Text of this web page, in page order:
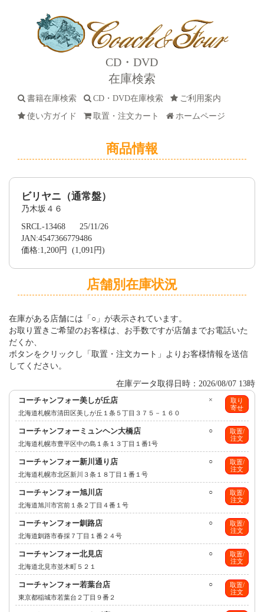
CD・DVD
在庫検索
書籍在庫検索 CD・DVD在庫検索
ご利用案内
使い方ガイド
取置・注文カート ホームページ
商品情報
ビリヤニ（通常盤）
乃木坂４６
SRCL-13468 25/11/26
JAN:4547366779486
価格:1,200円 (1,091円)
店舗別在庫状況
在庫がある店舗には「○」が表示されています。
お取り置きご希望のお客様は、お手数ですが店舗までお電話いた
だくか、
ボタンをクリックし「取置・注文カート」よりお客様情報を送信
してください。
在庫データ取得日時：2026/08/07 13時
取り
寄せ
×
コーチャンフォー美しが丘店
北海道札幌市清田区美しが丘１条５丁目３７５－１６０
取置/
注文
○
コーチャンフォーミュンヘン大橋店
北海道札幌市豊平区中の島１条１３丁目１番1号
取置/
注文
○
コーチャンフォー新川通り店
北海道札幌市北区新川３条１８丁目１番１号
取置/
注文
○
コーチャンフォー旭川店
北海道旭川市宮前１条２丁目４番１号
取置/
注文
○
コーチャンフォー釧路店
北海道釧路市春採７丁目１番２４号
取置/
注文
○
コーチャンフォー北見店
北海道北見市並木町５２１
取置/
注文
○
コーチャンフォー若葉台店
東京都稲城市若葉台２丁目９番２